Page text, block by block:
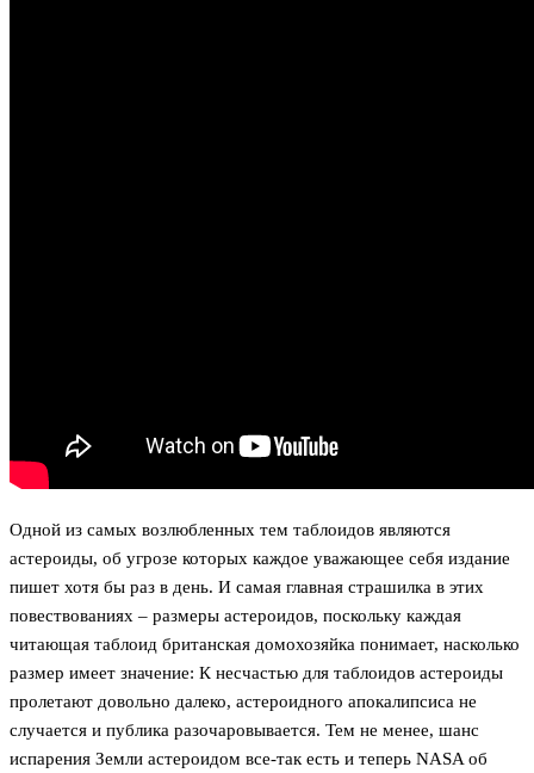
Одной из самых возлюбленных тем таблоидов являются
астероиды, об угрозе которых каждое уважающее себя издание
пишет хотя бы раз в день. И самая главная страшилка в этих
повествованиях – размеры астероидов, поскольку каждая
читающая таблоид британская домохозяйка понимает, насколько
размер имеет значение: К несчастью для таблоидов астероиды
пролетают довольно далеко, астероидного апокалипсиса не
случается и публика разочаровывается. Тем не менее, шанс
испарения Земли астероидом все-так есть и теперь NASA об